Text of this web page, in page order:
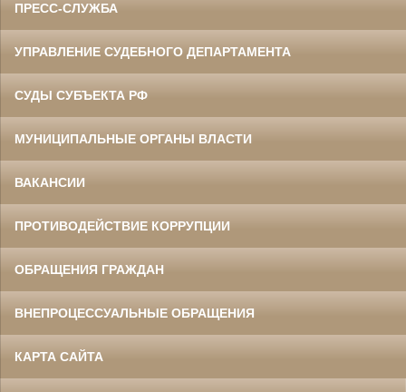
ПРЕСС-СЛУЖБА
УПРАВЛЕНИЕ СУДЕБНОГО ДЕПАРТАМЕНТА
СУДЫ СУБЪЕКТА РФ
МУНИЦИПАЛЬНЫЕ ОРГАНЫ ВЛАСТИ
ВАКАНСИИ
ПРОТИВОДЕЙСТВИЕ КОРРУПЦИИ
ОБРАЩЕНИЯ ГРАЖДАН
ВНЕПРОЦЕССУАЛЬНЫЕ ОБРАЩЕНИЯ
КАРТА САЙТА